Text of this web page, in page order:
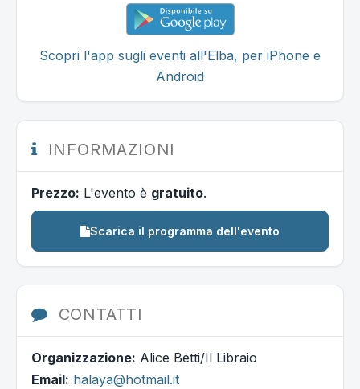
Scopri l'app sugli eventi all'Elba, per iPhone e
Android
INFORMAZIONI
Prezzo: L'evento è gratuito.
Scarica il programma dell'evento
CONTATTI
Organizzazione: Alice Betti/Il Libraio
Email: halaya@hotmail.it